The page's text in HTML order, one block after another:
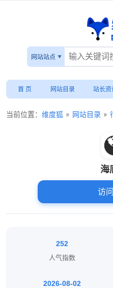
网站站点
首 页 网站目录 站长资
当前位置： 维度狐 » 网站目录 »
海
访
252
人气指数
2026-08-02